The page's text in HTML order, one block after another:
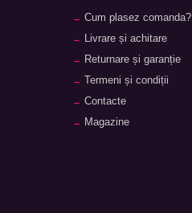
Cum plasez comanda?
Livrare și achitare
Returnare și garanție
Termeni și condiții
Contacte
Magazine